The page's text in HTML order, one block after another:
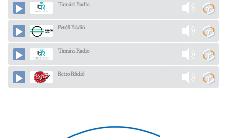
Tamási Radio
Petőfi Rádió
Tamási Radio
Retro Rádió